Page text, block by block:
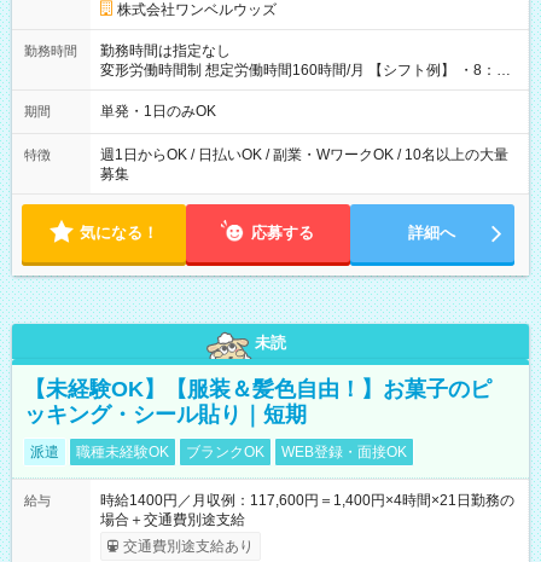
株式会社ワンベルウッズ
勤務時間
勤務時間は指定なし
変形労働時間制 想定労働時間160時間/月 【シフト例】 ・8：00
～21：00
期間 単発・1日のみOK
特徴
週1日からOK / 日払いOK / 副業・WワークOK / 10名以上の大量
募集
気になる！ 応募する 詳細へ
未読
【未経験OK】【服装＆髪色自由！】お菓子のピ
ッキング・シール貼り｜短期
派遣 職種未経験OK ブランクOK WEB登録・面接OK
給与
時給1400円／月収例：117,600円＝1,400円×4時間×21日勤務の
場合＋交通費別途支給
交通費別途支給あり